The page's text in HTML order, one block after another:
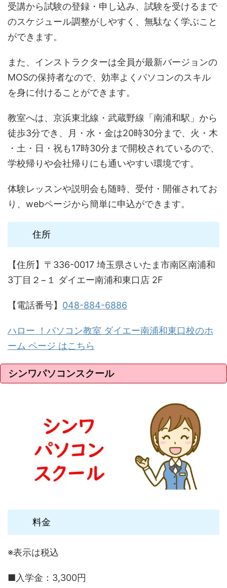
受講から試験の登録・申し込み、試験を受けるまで
のスケジュール調整がしやすく、無駄なく学ぶこと
ができます。
また、インストラクターは全員が最新バージョンの
MOSの保持者なので、効率よくパソコンのスキル
を身に付けることができます。
教室へは、京浜東北線・武蔵野線「南浦和駅」から
徒歩3分でき、月​・水​・​​金は​20時​3​0分まで、火​・木​
・​土​・日​・祝も1​7時30分まで開校されているので、
学校帰りや会社帰りにも通いやすい環境です。
体験レッスンや説明会も随時、受付・開催されてお
り、webページから簡単に申込ができます。
住所
【住所】〒336-0017 埼玉県さいたま市南区南浦和
3丁目２−１ ダイエー南浦和東口店 2F
【電話番号】 048-884-6886
ハロー ！パソコン教室 ダイエー南浦和東口校のホ
ーム ページ はこちら
シンワパソコンスクール
料金
※表示は税込
■入学金：3,300円